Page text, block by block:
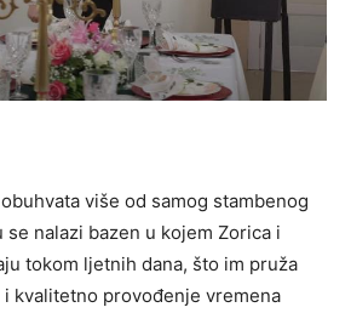
više od samog stambenog
nalazi bazen u kojem Zorica i
tokom ljetnih dana, što im pruža
kvalitetno provođenje vremena